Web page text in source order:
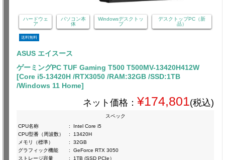
ハードウェ
ア
パソコン本
体
Windowsデスクトッ
プ
デスクトップPC（新
品）
送料無料
ASUS エイスース
ゲーミングPC TUF Gaming T500 T500MV-13420H412W
[Core i5-13420H /RTX3050 /RAM:32GB /SSD:1TB
/Windows 11 Home]
ネット価格： ¥174,801(税込)
スペック
CPU名称
:
Intel Core i5
CPU型番（周波数）
:
13420H
メモリ（標準）
:
32GB
グラフィック機能
:
GeForce RTX 3050
ストレージ容量
: 1TB (SSD PCIe）